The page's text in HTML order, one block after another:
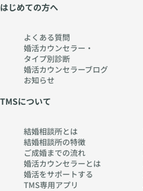
はじめての方へ
よくある質問
婚活カウンセラー・
タイプ別診断
婚活カウンセラーブログ
お知らせ
TMSについて
結婚相談所とは
結婚相談所の特徴
ご成婚までの流れ
婚活カウンセラーとは
婚活をサポートする
TMS専用アプリ